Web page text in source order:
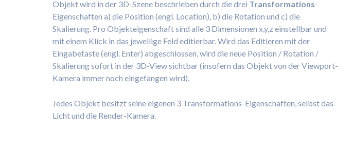
Objekt wird in der 3D-Szene beschrieben durch die drei Transformations-
Eigenschaften a) die Position (engl. Location), b) die Rotation und c) die
Skalierung. Pro Objekteigenschaft sind alle 3 Dimensionen x,y,z einstellbar und
mit einem Klick in das jeweilige Feld editierbar. Wird das Editieren mit der
Eingabetaste (engl. Enter) abgeschlossen, wird die neue Position / Rotation /
Skalierung sofort in der 3D-View sichtbar (insofern das Objekt von der Viewport-
Kamera immer noch eingefangen wird).
Jedes Objekt besitzt seine eigenen 3 Transformations-Eigenschaften, selbst das
Licht und die Render-Kamera.